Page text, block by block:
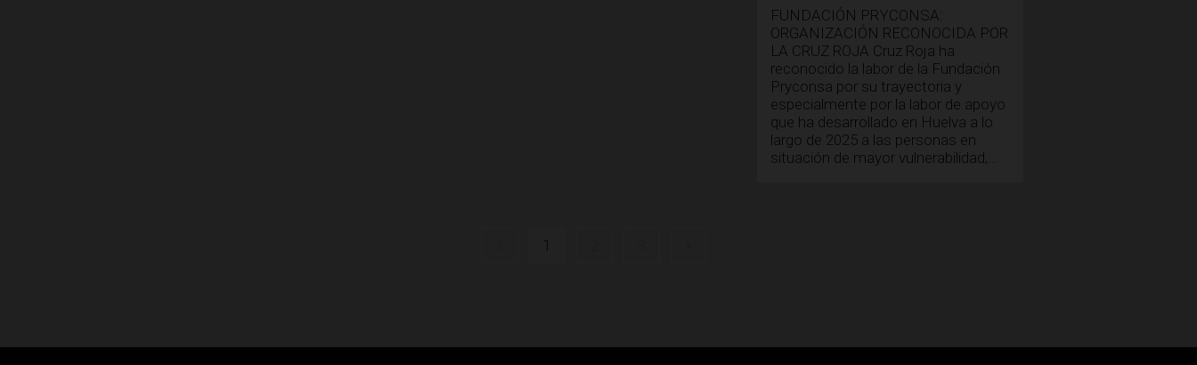
FUNDACIÓN PRYCONSA:
ORGANIZACIÓN RECONOCIDA POR
LA CRUZ ROJA Cruz Roja ha
reconocido la labor de la Fundación
Pryconsa por su trayectoria y
especialmente por la labor de apoyo
que ha desarrollado en Huelva a lo
largo de 2025 a las personas en
situación de mayor vulnerabilidad,...
1